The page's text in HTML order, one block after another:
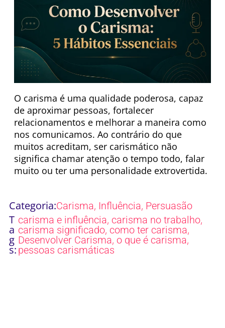
O carisma é uma qualidade poderosa, capaz
de aproximar pessoas, fortalecer
relacionamentos e melhorar a maneira como
nos comunicamos. Ao contrário do que
muitos acreditam, ser carismático não
significa chamar atenção o tempo todo, falar
muito ou ter uma personalidade extrovertida.
Categoria:Carisma, Influência, Persuasão
T
a
g
s:
carisma e influência, carisma no trabalho,
carisma significado, como ter carisma,
Desenvolver Carisma, o que é carisma,
pessoas carismáticas